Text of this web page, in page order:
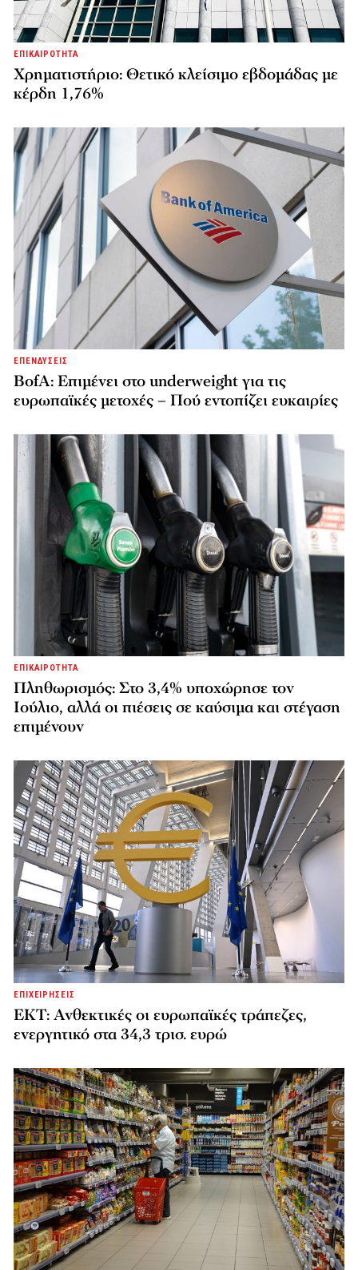
ΕΠΙΚΑΙΡΟΤΗΤΑ
Χρηματιστήριο: Θετικό κλείσιμο εβδομάδας με
κέρδη 1,76%
ΕΠΕΝΔΥΣΕΙΣ
BofA: Επιμένει στο underweight για τις
ευρωπαϊκές μετοχές – Πού εντοπίζει ευκαιρίες
ΕΠΙΚΑΙΡΟΤΗΤΑ
Πληθωρισμός: Στο 3,4% υποχώρησε τον
Ιούλιο, αλλά οι πιέσεις σε καύσιμα και στέγαση
επιμένουν
ΕΠΙΧΕΙΡΗΣΕΙΣ
ΕΚΤ: Ανθεκτικές οι ευρωπαϊκές τράπεζες,
ενεργητικό στα 34,3 τρισ. ευρώ